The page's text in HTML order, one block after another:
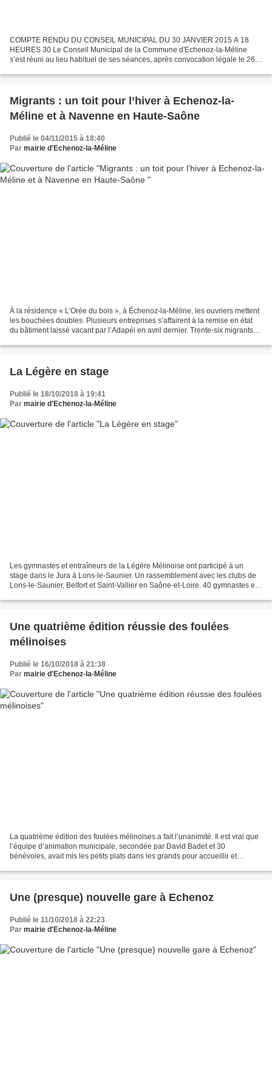
COMPTE RENDU DU CONSEIL MUNICIPAL DU 30 JANVIER 2015 A 18
HEURES 30 Le Conseil Municipal de la Commune d'Echenoz-la-Méline
s’est réuni au lieu habituel de ses séances, après convocation légale le 26
Migrants : un toit pour l’hiver à Echenoz-la-
Méline et à Navenne en Haute-Saône
Publié le 04/11/2015 à 18:40
Par mairie d'Echenoz-la-Méline
À la résidence « L’Orée du bois », à Échenoz-la-Méline, les ouvriers mettent
les bouchées doubles. Plusieurs entreprises s’affairent à la remise en état
du bâtiment laissé vacant par l’Adapéi en avril dernier. Trente-six migrants
La Légère en stage
Publié le 18/10/2018 à 19:41
Par mairie d'Echenoz-la-Méline
Les gymnastes et entraîneurs de la Légère Mélinoise ont participé à un
stage dans le Jura à Lons-le-Saunier. Un rassemblement avec les clubs de
Lons-le-Saunier, Belfort et Saint-Vallier en Saône-et-Loire. 40 gymnastes et
Une quatrième édition réussie des foulées
mélinoises
Publié le 16/10/2018 à 21:38
Par mairie d'Echenoz-la-Méline
La quatrième édition des foulées mélinoises a fait l’unanimité. Il est vrai que
l’équipe d’animation municipale, secondée par David Badet et 30
bénévoles, avait mis les petits plats dans les grands pour accueillir et
Une (presque) nouvelle gare à Echenoz
Publié le 11/10/2018 à 22:23
Par mairie d'Echenoz-la-Méline